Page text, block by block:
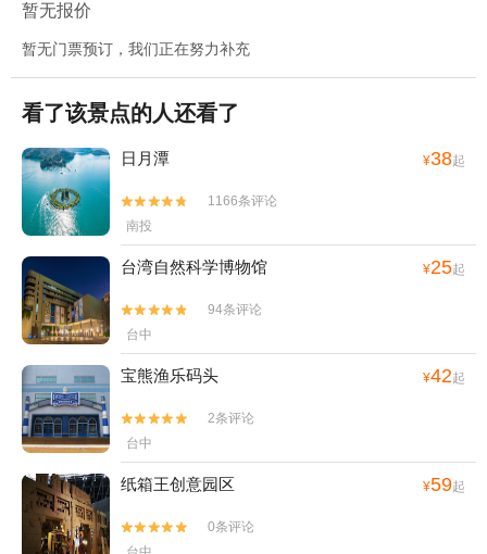
暂无报价
暂无门票预订，我们正在努力补充
看了该景点的人还看了
日月潭 ¥38起


1166条评论
南投
台湾自然科学博物馆 ¥25起


94条评论
台中
宝熊渔乐码头 ¥42起


2条评论
台中
纸箱王创意园区 ¥59起


0条评论